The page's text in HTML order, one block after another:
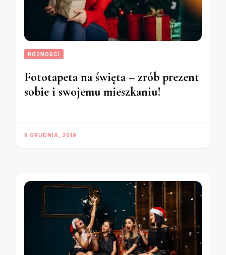
RÓŻNOŚCI
Fototapeta na święta – zrób prezent
sobie i swojemu mieszkaniu!
8 GRUDNIA, 2019